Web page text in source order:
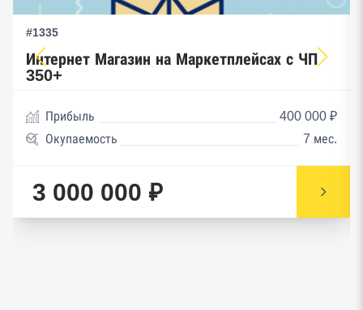
#1335
Интернет Магазин на Маркетплейсах с ЧП
350+
Прибыль
400 000 ₽
Окупаемость
7 мес.
3 000 000 ₽